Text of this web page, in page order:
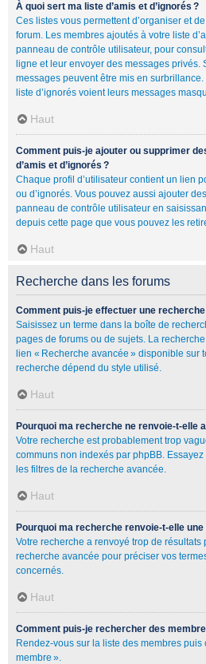
À quoi sert ma liste d’amis et d’ignorés ?
Ces listes vous permettent d’organiser et
forum. Les membres ajoutés à votre liste
panneau de contrôle utilisateur, pour
ligne et leur envoyer des messages privés.
messages peuvent être mis en
liste d’ignorés voient leurs messages
Haut
Comment puis-je ajouter ou supprimer
d’amis et d’ignorés ?
Chaque profil d’utilisateur contient un lien
ou d’ignorés. Vous pouvez aussi ajouter
panneau de contrôle utilisateur en
depuis cette page que vous pouvez les
Haut
Recherche dans les forums
Comment puis-je effectuer une
Saisissez un terme dans la boîte de
pages de forums ou de sujets. La
lien « Recherche avancée » disponible sur
recherche dépend du style utilisé.
Haut
Pourquoi ma recherche ne renvoie-t-elle
Votre recherche est probablement trop
communs non indexés par phpBB. Essayez
les filtres de la recherche avancée.
Haut
Pourquoi ma recherche renvoie-t-elle une
Votre recherche a renvoyé trop de
recherche avancée pour préciser vos
concernés.
Haut
Comment puis-je rechercher des
Rendez-vous sur la liste des membres
membre ».